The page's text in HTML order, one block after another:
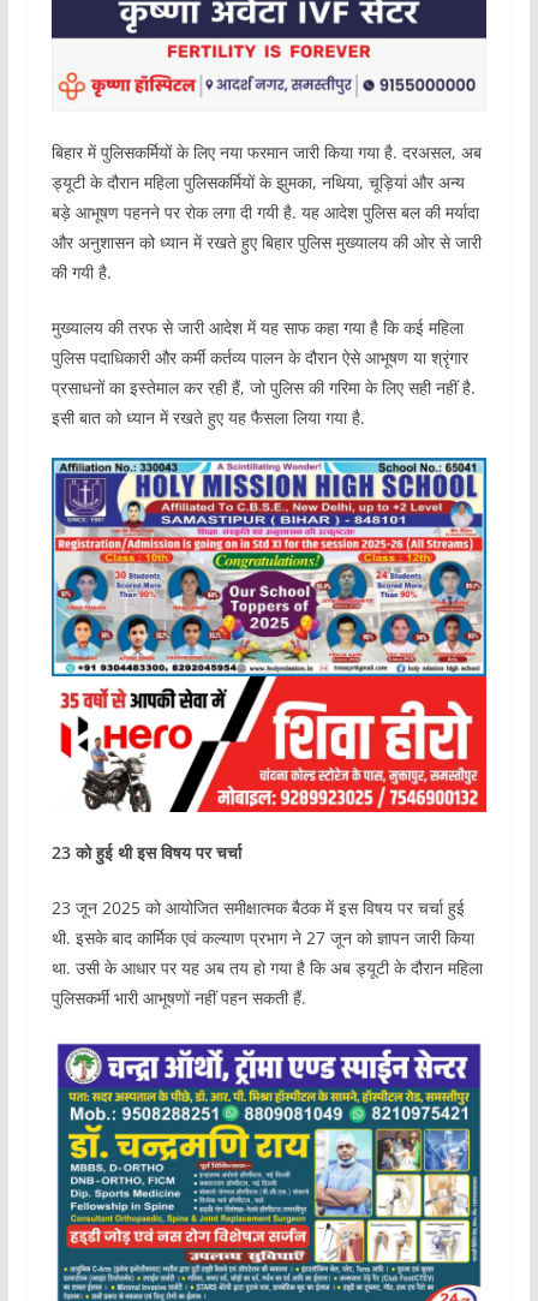
बिहार में पुलिसकर्मियों के लिए नया फरमान जारी किया गया है. दरअसल, अब
ड्यूटी के दौरान महिला पुलिसकर्मियों के झुमका, नथिया, चूड़ियां और अन्य
बड़े आभूषण पहनने पर रोक लगा दी गयी है. यह आदेश पुलिस बल की मर्यादा
और अनुशासन को ध्यान में रखते हुए बिहार पुलिस मुख्यालय की ओर से जारी
की गयी है.
मुख्यालय की तरफ से जारी आदेश में यह साफ कहा गया है कि कई महिला
पुलिस पदाधिकारी और कर्मी कर्तव्य पालन के दौरान ऐसे आभूषण या श्रृंगार
प्रसाधनों का इस्तेमाल कर रही हैं, जो पुलिस की गरिमा के लिए सही नहीं है.
इसी बात को ध्यान में रखते हुए यह फैसला लिया गया है.
23 को हुई थी इस विषय पर चर्चा
23 जून 2025 को आयोजित समीक्षात्मक बैठक में इस विषय पर चर्चा हुई
थी. इसके बाद कार्मिक एवं कल्याण प्रभाग ने 27 जून को ज्ञापन जारी किया
था. उसी के आधार पर यह अब तय हो गया है कि अब ड्यूटी के दौरान महिला
पुलिसकर्मी भारी आभूषणों नहीं पहन सकती हैं.